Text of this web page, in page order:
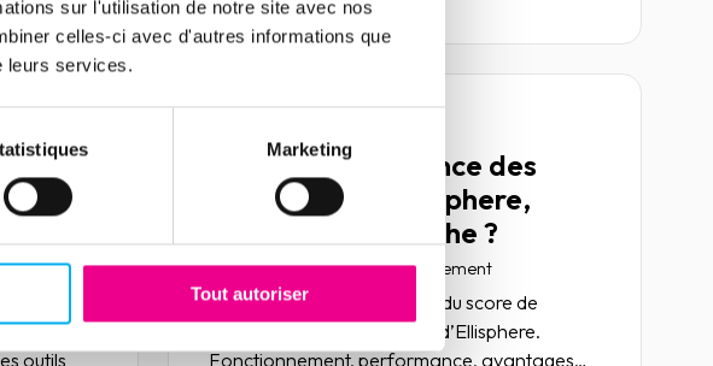
sur l'utilisation de notre site avec nos
celles-ci avec d'autres informations que
leurs services.
Marketing
Tout autoriser
automatisées ?
scientist
des
outils
Score de défaillance des
entreprises d’Ellisphere,
comment ça marche ?
11 janvier 2022 Risk management
Retour sur la méthodologie du score de
défaillance des entreprises d’Ellisphere.
Fonctionnement, performance, avantages…